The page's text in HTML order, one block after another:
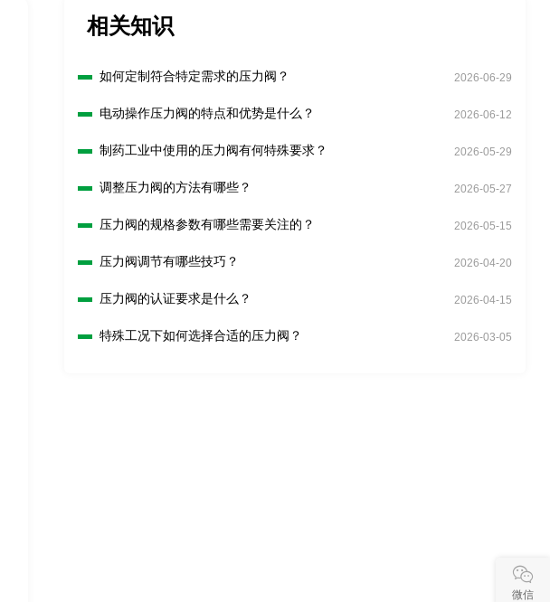
相关知识
如何定制符合特定需求的压力阀？ 2026-06-29
电动操作压力阀的特点和优势是什么？ 2026-06-12
制药工业中使用的压力阀有何特殊要求？ 2026-05-29
调整压力阀的方法有哪些？ 2026-05-27
压力阀的规格参数有哪些需要关注的？ 2026-05-15
压力阀调节有哪些技巧？ 2026-04-20
压力阀的认证要求是什么？ 2026-04-15
特殊工况下如何选择合适的压力阀？ 2026-03-05
微信